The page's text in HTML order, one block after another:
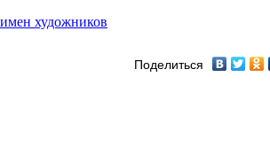
имен художников
Поделиться